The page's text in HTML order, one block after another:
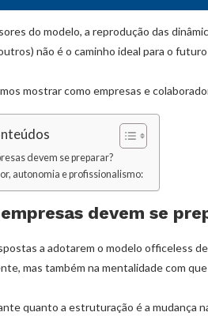
do modelo, a reprodução das
não é o caminho ideal para o
mostrar como empresas e
devem se preparar?
autonomia e profissionalismo:
devem se
a adotarem o modelo officeless
mas também na mentalidade com
quanto a estruturação é a mudança